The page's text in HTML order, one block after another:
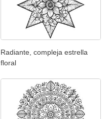
Radiante, compleja estrella
floral